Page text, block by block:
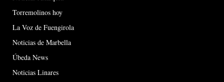
Torremolinos hoy
La Voz de Fuengirola
Noticias de Marbella
Úbeda News
Noticias Linares